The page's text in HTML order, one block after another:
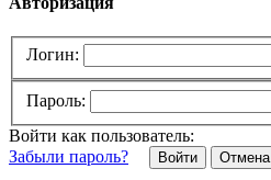
Логин:
Пароль:
Войти как пользователь:
Забыли пароль?
Отмена